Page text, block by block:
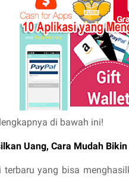
di bawah ini!
Uang, Cara Mudah
yang bisa